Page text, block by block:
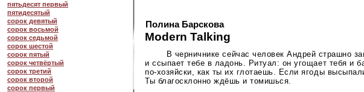
пятьдесят первый
пятидесятый
сорок девятый
сорок восьмой
сорок седьмой
сорок шестой
сорок пятый
сорок четвёртый
сорок третий
сорок второй
сорок первый
Полина Барскова
Modern Talking
В черничнике сейчас человек Андрей страшно
и ссыпает тебе в ладонь. Ритуал: он угощает тебя и
по-хозяйски, как ты их глотаешь. Если ягоды
Ты благосклонно ждёшь и томишься.